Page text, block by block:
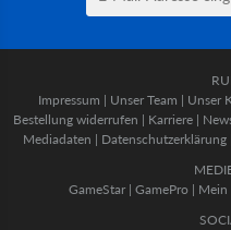
Impressum | Unser Team | Unser
Bestellung widerrufen | Karriere |
Mediadaten | Datenschutzerklärung
GameStar| GamePro |